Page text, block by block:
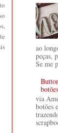
ao
peças,
Se me
via
botões